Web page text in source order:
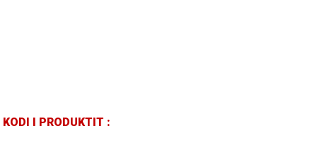
KODI I PRODUKTIT :